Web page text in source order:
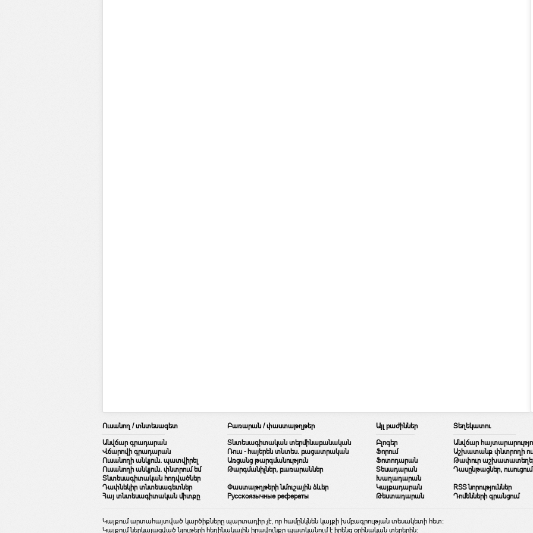
Ուսանող / տնտեսագետ
Անվճար գրադարան
Վճարովի գրադարան
Ուսանողի անկյուն. պատվիրել
Ուսանողի անկյուն. փնտրում եմ
Տնտեսագիտական հոդվածներ
Դափնեկիր տնտեսագետներ
Հայ տնտեսագիտական միտքը
Բառարան / փաստաթղթեր
Տնտեսագիտական տերմինաբանական
Ռուս - հայերեն տնտես. բացատրական
Առցանց թարգմանություն
Թարգմանիչներ, բառարաններ
Փաստաթղթերի նմուշային ձևեր
Русскоязычные рефераты
Այլ բաժիններ
Բլոգեր
Ֆորում
Ֆոտոդարան
Տեսադարան
Խաղադարան
Կայքադարան
Թեստադարան
Տեղեկատու
Անվճար
Աշխատանք փնտրողի
Թափուր
Դասընթացներ, ուսուցում
RSS նորություններ
Դոմենների գրանցում
Կայքում արտահայտված կարծիքները պարտադիր չէ, որ համընկնեն կայքի խմբագրության տեսակետի հետ:
Կայքում ներկայացված նյութերի հեղինակային իրավունքը պատկանում է իրենց օրինական տերերին: